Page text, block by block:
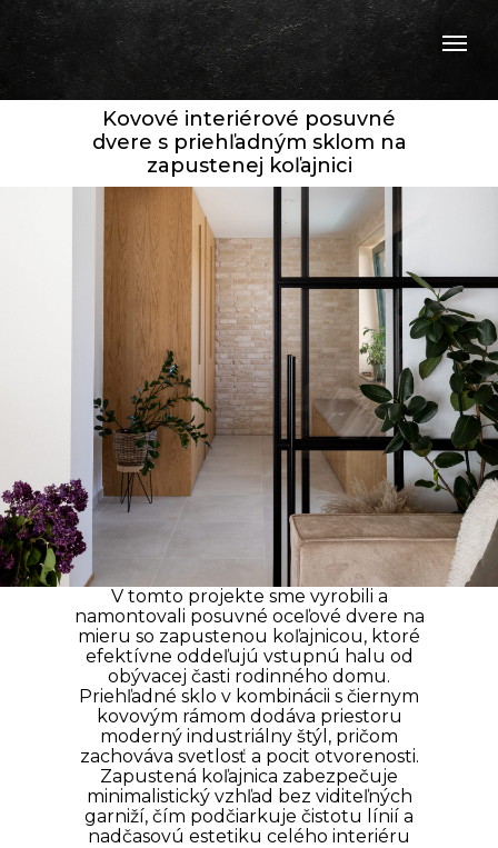
V tomto projekte sme vyrobili a
namontovali posuvné oceľové dvere na
mieru so zapustenou koľajnicou, ktoré
efektívne oddeľujú vstupnú halu od
obývacej časti rodinného domu.
Priehľadné sklo v kombinácii s čiernym
kovovým rámom dodáva priestoru
moderný industriálny štýl, pričom
zachováva svetlosť a pocit otvorenosti.
Zapustená koľajnica zabezpečuje
minimalistický vzhľad bez viditeľných
garniží, čím podčiarkuje čistotu línií a
nadčasovú estetiku celého interiéru
Kovové interiérové posuvné
dvere s priehľadným sklom na
zapustenej koľajnici